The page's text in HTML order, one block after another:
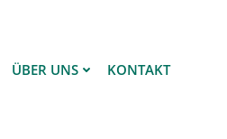
ÜBER UNS KONTAKT